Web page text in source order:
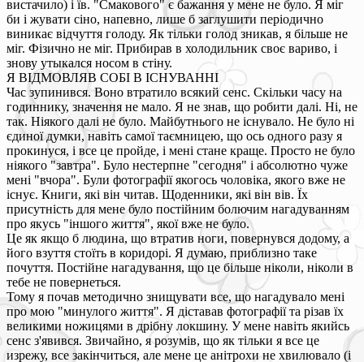
вистачило) і їв. "Смакового" є бажання у мене не було. Я міг
би і жувати сіно, напевно, лише б заглушити періодично
виникає відчуття голоду. Як тільки голод зникав, я більше не
міг. Фізично не міг. Прибирав в холодильник своє вариво, і
знову утыкался носом в стіну.
Я ВІДМОВЛЯВ СОБІ В ІСНУВАННІ
Час зупинився. Воно втратило всякий сенс. Скільки часу на
годиннику, значення не мало. Я не знав, що робити далі. Ні, не
так. Ніякого далі не було. Майбутнього не існувало. Не було ні
єдиної думки, навіть самої таємницею, що ось одного разу я
прокинуся, і все це пройде, і мені стане краще. Просто не було
ніякого "завтра". Було нестерпне "сегодня" і абсолютно чуже
мені "вчора". Були фотографії якогось чоловіка, якого вже не
існує. Книги, які він читав. Щоденники, які він вів. Їх
присутність для мене було постійним болючим нагадуванням
про якусь "іншого життя", якої вже не було.
Це як якщо б людина, що втратив ноги, повернувся додому, а
його взуття стоїть в коридорі. Я думаю, приблизно таке
почуття. Постійне нагадування, що це більше ніколи, ніколи в
тебе не повернеться.
Тому я почав методично знищувати все, що нагадувало мені
про мою "минулого життя". Я діставав фотографії та різав їх
великими ножицями в дрібну локшину. У мене навіть якийсь
сенс з'явився. Звичайно, я розумів, що як тільки я все це
изрежу, все закінчиться, але мене це анітрохи не хвилювало (і